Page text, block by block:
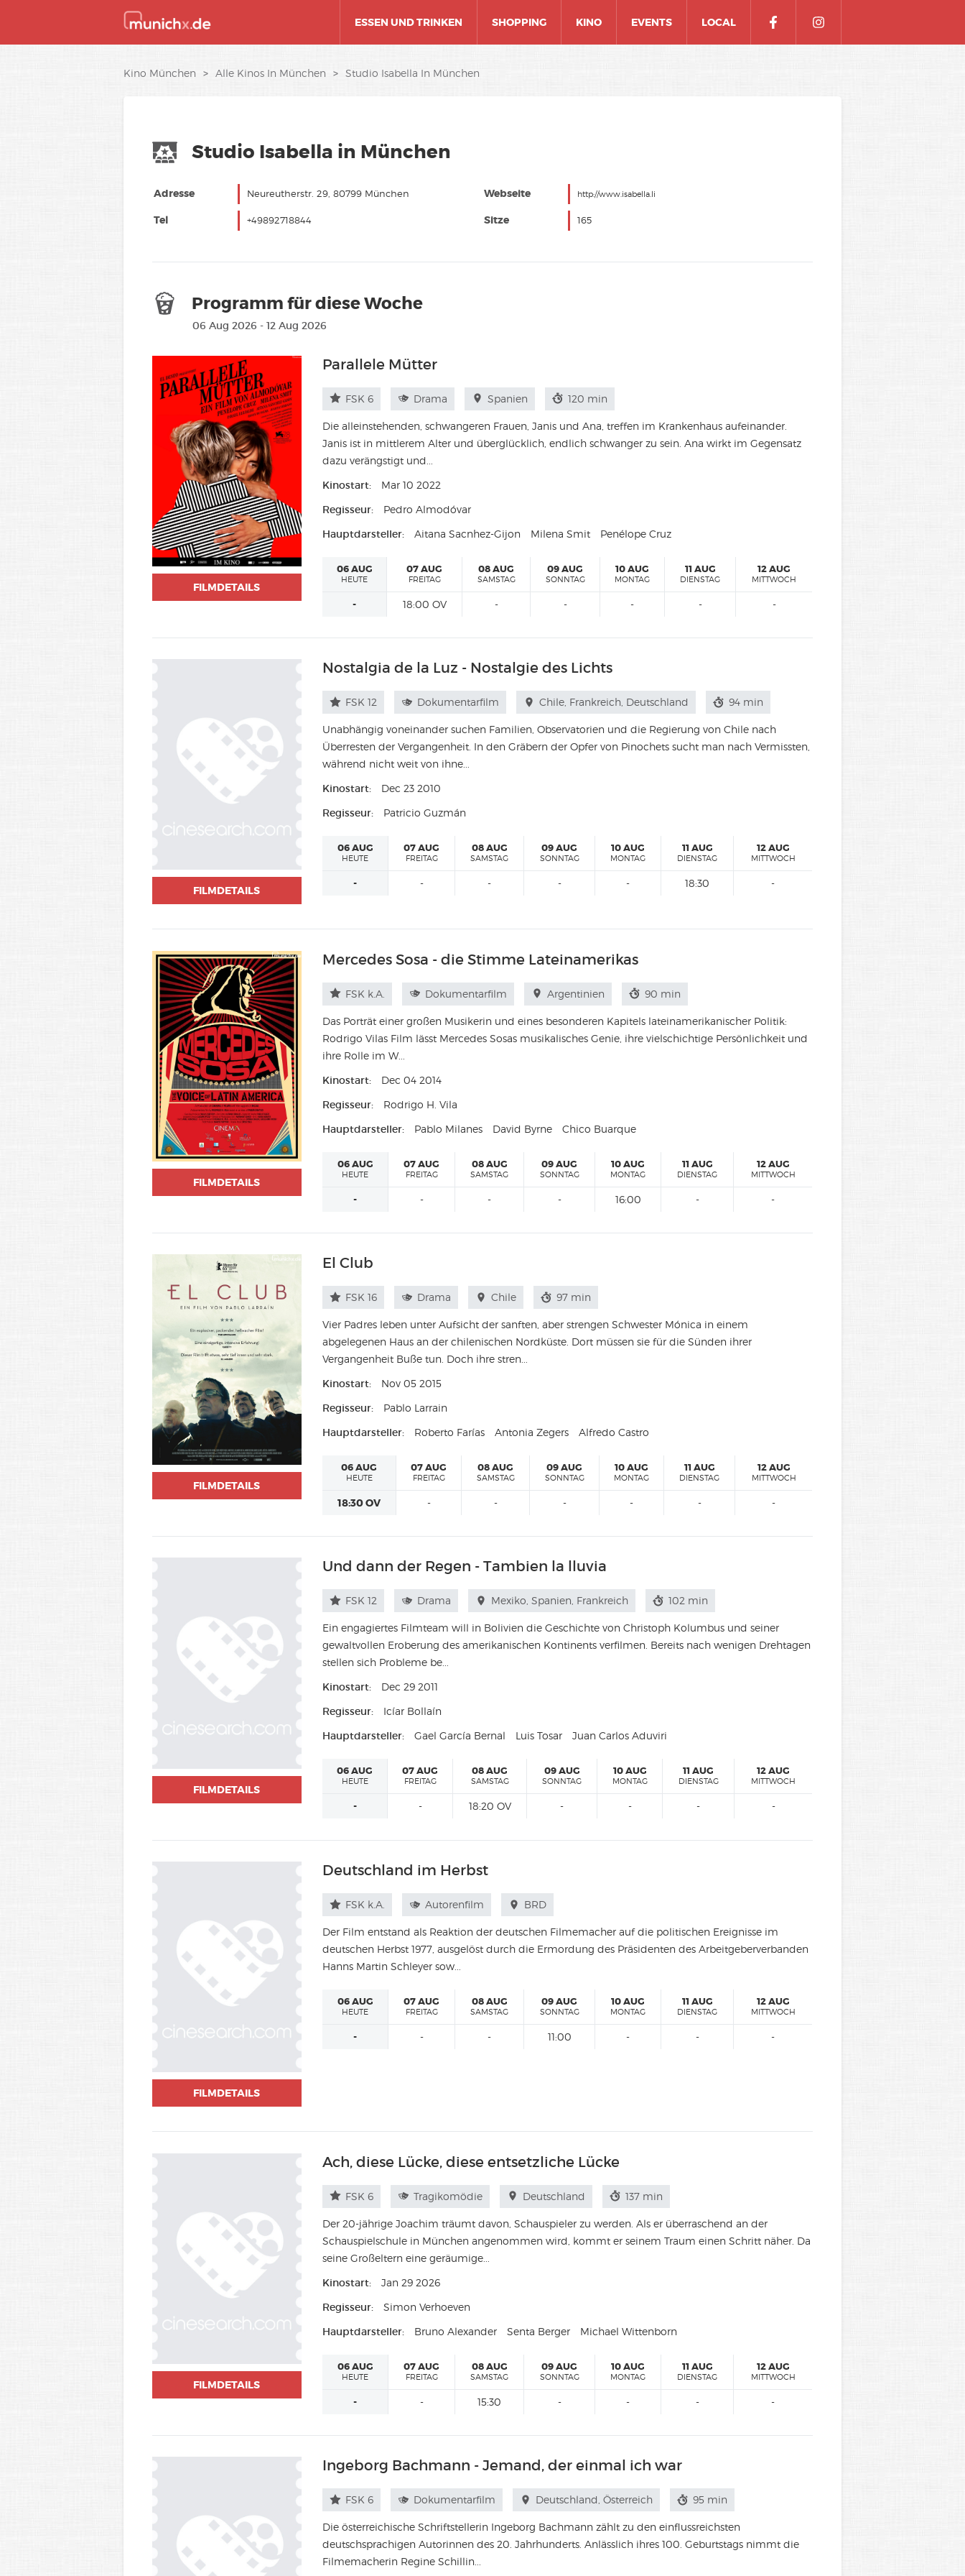
ESSEN UND TRINKEN SHOPPING KINO EVENTS LOCAL
Kino München > Alle Kinos In München > Studio Isabella In München
Studio Isabella in München
Adresse Neureutherstr. 29, 80799 München Webseite http://www.isabella.li
Tel +49892718844 Sitze 165
Programm für diese Woche
06 Aug 2026 - 12 Aug 2026
FILMDETAILS
Parallele Mütter
FSK 6 Drama Spanien 120 min
Die alleinstehenden, schwangeren Frauen, Janis und Ana, treffen im Krankenhaus aufeinander.
Janis ist in mittlerem Alter und überglücklich, endlich schwanger zu sein. Ana wirkt im Gegensatz
dazu verängstigt und...
Kinostart: Mar 10 2022
Regisseur: Pedro Almodóvar
Hauptdarsteller: Aitana Sacnhez-Gijon Milena Smit Penélope Cruz
06 AUG
HEUTE
07 AUG
FREITAG
08 AUG
SAMSTAG
09 AUG
SONNTAG
10 AUG
MONTAG
11 AUG
DIENSTAG
12 AUG
MITTWOCH
- 18:00 OV - - - - -
FILMDETAILS
Nostalgia de la Luz - Nostalgie des Lichts
FSK 12 Dokumentarfilm Chile, Frankreich, Deutschland 94 min
Unabhängig voneinander suchen Familien, Observatorien und die Regierung von Chile nach
Überresten der Vergangenheit. In den Gräbern der Opfer von Pinochets sucht man nach Vermissten,
während nicht weit von ihne...
Kinostart: Dec 23 2010
Regisseur: Patricio Guzmán
06 AUG
HEUTE
07 AUG
FREITAG
08 AUG
SAMSTAG
09 AUG
SONNTAG
10 AUG
MONTAG
11 AUG
DIENSTAG
12 AUG
MITTWOCH
- - - - - 18:30 -
FILMDETAILS
Mercedes Sosa - die Stimme Lateinamerikas
FSK k.A. Dokumentarfilm Argentinien 90 min
Das Porträt einer großen Musikerin und eines besonderen Kapitels lateinamerikanischer Politik:
Rodrigo Vilas Film lässt Mercedes Sosas musikalisches Genie, ihre vielschichtige Persönlichkeit und
ihre Rolle im W...
Kinostart: Dec 04 2014
Regisseur: Rodrigo H. Vila
Hauptdarsteller: Pablo Milanes David Byrne Chico Buarque
06 AUG
HEUTE
07 AUG
FREITAG
08 AUG
SAMSTAG
09 AUG
SONNTAG
10 AUG
MONTAG
11 AUG
DIENSTAG
12 AUG
MITTWOCH
- - - - 16:00 - -
FILMDETAILS
El Club
FSK 16 Drama Chile 97 min
Vier Padres leben unter Aufsicht der sanften, aber strengen Schwester Mónica in einem
abgelegenen Haus an der chilenischen Nordküste. Dort müssen sie für die Sünden ihrer
Vergangenheit Buße tun. Doch ihre stren...
Kinostart: Nov 05 2015
Regisseur: Pablo Larrain
Hauptdarsteller: Roberto Farías Antonia Zegers Alfredo Castro
06 AUG
HEUTE
07 AUG
FREITAG
08 AUG
SAMSTAG
09 AUG
SONNTAG
10 AUG
MONTAG
11 AUG
DIENSTAG
12 AUG
MITTWOCH
18:30 OV - - - - - -
FILMDETAILS
Und dann der Regen - Tambien la lluvia
FSK 12 Drama Mexiko, Spanien, Frankreich 102 min
Ein engagiertes Filmteam will in Bolivien die Geschichte von Christoph Kolumbus und seiner
gewaltvollen Eroberung des amerikanischen Kontinents verfilmen. Bereits nach wenigen Drehtagen
stellen sich Probleme be...
Kinostart: Dec 29 2011
Regisseur: Icíar Bollaín
Hauptdarsteller: Gael García Bernal Luis Tosar Juan Carlos Aduviri
06 AUG
HEUTE
07 AUG
FREITAG
08 AUG
SAMSTAG
09 AUG
SONNTAG
10 AUG
MONTAG
11 AUG
DIENSTAG
12 AUG
MITTWOCH
- - 18:20 OV - - - -
FILMDETAILS
Deutschland im Herbst
FSK k.A. Autorenfilm BRD
Der Film entstand als Reaktion der deutschen Filmemacher auf die politischen Ereignisse im
deutschen Herbst 1977, ausgelöst durch die Ermordung des Präsidenten des Arbeitgeberverbanden
Hanns Martin Schleyer sow...
06 AUG
HEUTE
07 AUG
FREITAG
08 AUG
SAMSTAG
09 AUG
SONNTAG
10 AUG
MONTAG
11 AUG
DIENSTAG
12 AUG
MITTWOCH
- - - 11:00 - - -
FILMDETAILS
Ach, diese Lücke, diese entsetzliche Lücke
FSK 6 Tragikomödie Deutschland 137 min
Der 20-jährige Joachim träumt davon, Schauspieler zu werden. Als er überraschend an der
Schauspielschule in München angenommen wird, kommt er seinem Traum einen Schritt näher. Da
seine Großeltern eine geräumige...
Kinostart: Jan 29 2026
Regisseur: Simon Verhoeven
Hauptdarsteller: Bruno Alexander Senta Berger Michael Wittenborn
06 AUG
HEUTE
07 AUG
FREITAG
08 AUG
SAMSTAG
09 AUG
SONNTAG
10 AUG
MONTAG
11 AUG
DIENSTAG
12 AUG
MITTWOCH
- - 15:30 - - - -
Ingeborg Bachmann - Jemand, der einmal ich war
FSK 6 Dokumentarfilm Deutschland, Österreich 95 min
Die österreichische Schriftstellerin Ingeborg Bachmann zählt zu den einflussreichsten
deutschsprachigen Autorinnen des 20. Jahrhunderts. Anlässlich ihres 100. Geburtstags nimmt die
Filmemacherin Regine Schillin...